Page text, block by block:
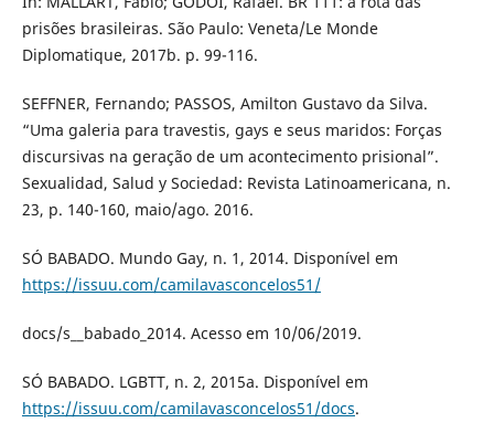
prisões brasileiras. São Paulo: Veneta/Le Monde
Diplomatique, 2017b. p. 99-116.
SEFFNER, Fernando; PASSOS, Amilton Gustavo da Silva.
“Uma galeria para travestis, gays e seus maridos: Forças
discursivas na geração de um acontecimento prisional”.
Sexualidad, Salud y Sociedad: Revista Latinoamericana, n.
23, p. 140-160, maio/ago. 2016.
SÓ BABADO. Mundo Gay, n. 1, 2014. Disponível em
https://issuu.com/camilavasconcelos51/
docs/s__babado_2014. Acesso em 10/06/2019.
SÓ BABADO. LGBTT, n. 2, 2015a. Disponível em
https://issuu.com/camilavasconcelos51/docs.